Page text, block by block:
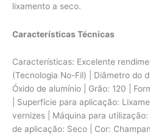
lixamento a seco.
Características Técnicas
Características: Excelente
(Tecnologia No-Fil) | Diâmetro do
Óxido de alumínio | Grão: 120 |
| Superfície para aplicação:
vernizes | Máquina para
de aplicação: Seco | Cor: